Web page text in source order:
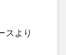
より